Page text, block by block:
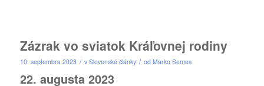
Zázrak vo sviatok Kráľovnej rodiny
10. septembra 2023 / v Slovenské články / od Marko Semes
22. augusta 2023